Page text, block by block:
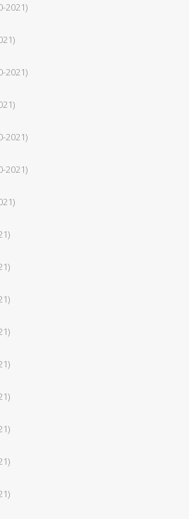
2021)
2021)
2021)
2021)